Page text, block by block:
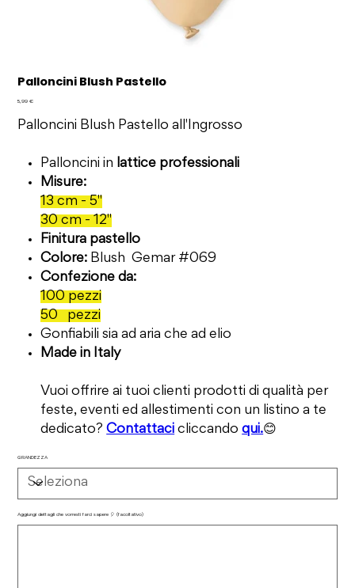
Palloncini Blush Pastello
Prezzo
5,99 €
Palloncini Blush Pastello all'Ingrosso
Palloncini in lattice professionali
Misure:
13 cm - 5"
30 cm - 12"
Finitura pastello
Colore: Blush Gemar #069
Confezione da:
100 pezzi
50 pezzi
Gonfiabili sia ad aria che ad elio
Made in Italy
Vuoi offrire ai tuoi clienti prodotti di qualità per
feste, eventi ed allestimenti con un listino a te
dedicato? Contattaci cliccandoqui.😊
GRANDEZZA
Aggiungi dettagli che vorresti farci sapere 🎈 (facoltativo)